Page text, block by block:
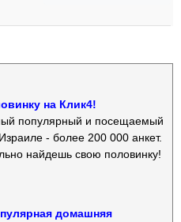
на Клик4!
популярный и посещаемый
- более 200 000 анкет.
найдешь свою половинку!
домашняя